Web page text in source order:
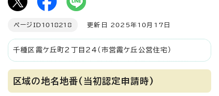
ページID 1018218 更新日 2025年10月17日
千種区霞ケ丘町2丁目24（市営霞ケ丘公営住宅）
区域の地名地番(当初認定申請時)